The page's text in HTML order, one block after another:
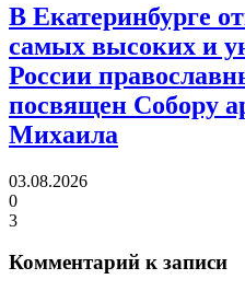
В Екатеринбурге
самых высоких и
России
посвящен Собору
Михаила
03.08.2026
0
3
Комментарий к записи